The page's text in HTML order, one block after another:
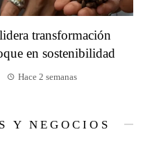
transformación
en sostenibilidad
Hace 2 semanas
Y NEGOCIOS